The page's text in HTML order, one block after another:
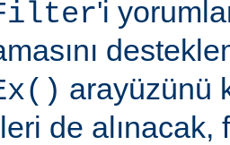
'i
arayüzünü
de alınacak,